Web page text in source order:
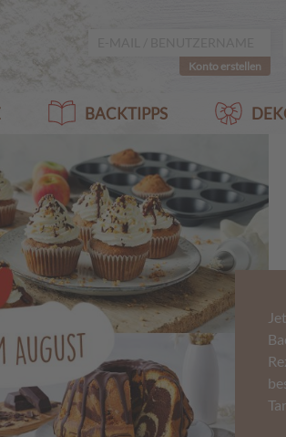
Konto erstellen
BACKTIPPS